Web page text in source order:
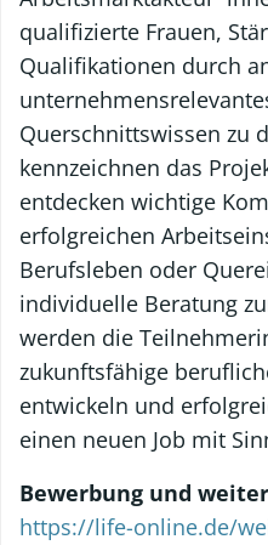
qualifizierte Frauen,
Qualifikationen durch
Querschnittswissen zu
kennzeichnen das
entdecken wichtige
erfolgreichen
Berufsleben oder
individuelle Beratung
werden die
zukunftsfähige
entwickeln und
einen neuen Job mit
Bewerbung und
https://life-online.de/